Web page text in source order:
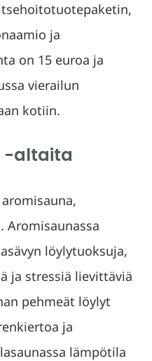
ja
on 15 euroa ja
vierailun
kotiin.
-altaita
Aromisaunassa
löylytuoksuja,
ja stressiä lievittäviä
pehmeät löylyt
ja
lämpötila